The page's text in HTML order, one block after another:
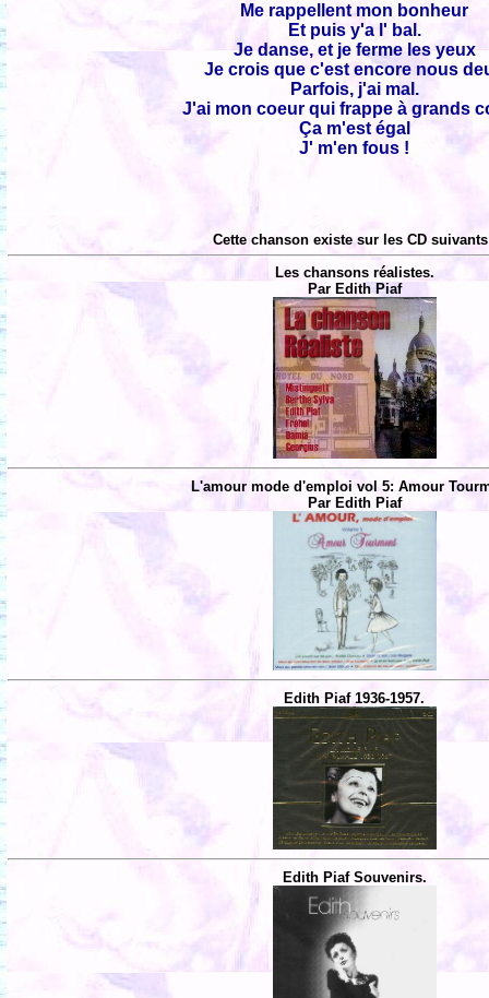
Me rappellent mon bonheur
Et puis y'a l' bal.
Je danse, et je ferme les yeux
Je crois que c'est encore nous
Parfois, j'ai mal.
J'ai mon coeur qui frappe à grands
Ça m'est égal
J' m'en fous !
Cette chanson existe sur les CD
Les chansons réalistes.
Par Edith Piaf
L'amour mode d'emploi vol 5: Amour
Par Edith Piaf
Edith Piaf 1936-1957.
Edith Piaf Souvenirs.